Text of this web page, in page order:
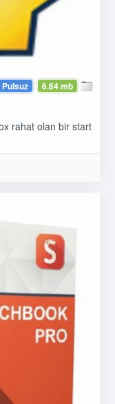
6.64 mb
Pulsuz
rahat olan bir start